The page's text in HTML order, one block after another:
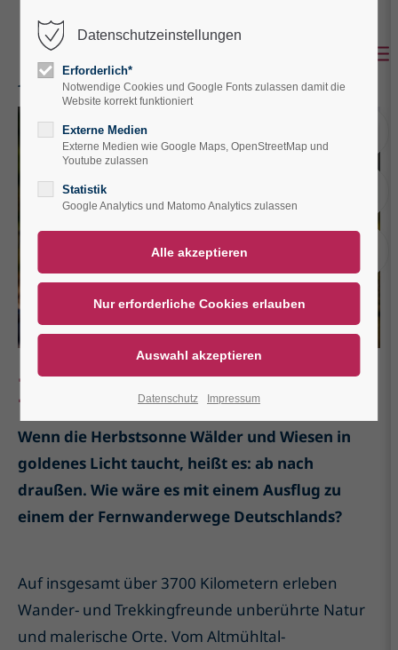
Der Eintrag "offcanvas-col1" existiert leider
nicht.
Der Eintrag "offcanvas-col2" existiert leider
nicht.
Der Eintrag "offcanvas-col3" existiert leider
nicht.
Der Eintrag "offcanvas-col4" existiert leider
Die Natur ruft!
Wenn die Herbstsonne Wälder und Wiesen in
goldenes Licht taucht, heißt es: ab nach
draußen. Wie wäre es mit einem Ausflug zu
einem der Fernwanderwege Deutschlands?
Auf insgesamt über 3700 Kilometern erleben
Wander- und Trekkingfreunde unberührte Natur
und malerische Orte. Vom Altmühltal-
Datenschutzeinstellungen
Erforderlich*
Notwendige Cookies und Google Fonts zulassen damit die
Website korrekt funktioniert
Externe Medien
Externe Medien wie Google Maps, OpenStreetMap und
Youtube zulassen
Statistik
Google Analytics und Matomo Analytics zulassen
Datenschutz Impressum